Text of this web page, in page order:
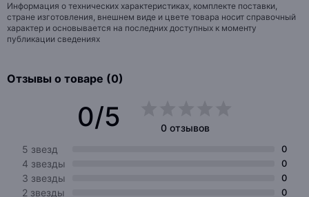
Информация о технических характеристиках, комплекте поставки,
стране изготовления, внешнем виде и цвете товара носит справочный
характер и основывается на последних доступных к моменту
публикации сведениях
Отзывы о товаре (0)
0/5
0 отзывов
5 звезд
0
4 звезды 0
3 звезды 0
2 звезды 0